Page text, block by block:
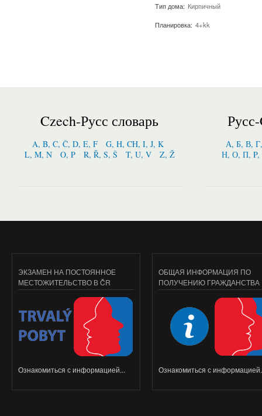
Тип дома: Кирпичный
Планировка: 4+kk
Czech-Русс словарь
A, B, C, Č, D, E, F
G, H, CH, I, J, K
L, M, N
O, P R, Ř, S, Š T, U, V Z, Ž
А, Б, В,
Н, О, П,
ЭКЗАМЕН НА ПОСТОЯННОЕ
МЕСТОЖИТЕЛЬСТВО В ČR
Ознакомиться с информацией...
ОБЩАЯ ИНФОРМАЦИЯ ПО
ПОЛУЧЕНИЮ ГРАЖДАНСТВА
Ознакомиться с